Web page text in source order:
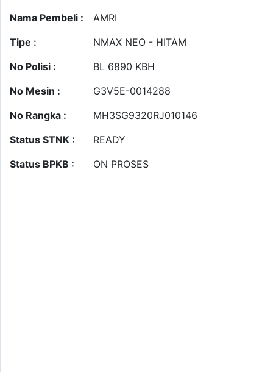
Nama Pembeli :
AMRI
Tipe :
NMAX NEO - HITAM
No Polisi :
BL 6890 KBH
No Mesin :
G3V5E-0014288
No Rangka :
MH3SG9320RJ010146
Status STNK :
READY
Status BPKB :
ON PROSES